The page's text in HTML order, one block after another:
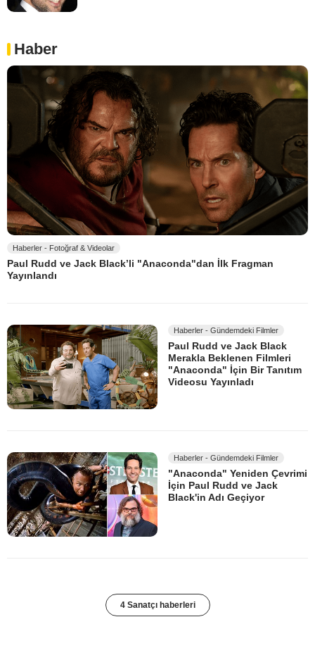
Haber
Haberler - Fotoğraf & Videolar
Paul Rudd ve Jack Black’li "Anaconda"dan İlk Fragman
Yayınlandı
Haberler - Gündemdeki Filmler
Paul Rudd ve Jack Black
Merakla Beklenen Filmleri
"Anaconda" İçin Bir Tanıtım
Videosu Yayınladı
Haberler - Gündemdeki Filmler
"Anaconda" Yeniden Çevrimi
İçin Paul Rudd ve Jack
Black'in Adı Geçiyor
4 Sanatçı haberleri